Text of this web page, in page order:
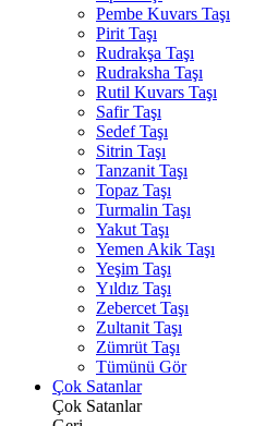
Pembe Kuvars Taşı
Pirit Taşı
Rudrakşa Taşı
Rudraksha Taşı
Rutil Kuvars Taşı
Safir Taşı
Sedef Taşı
Sitrin Taşı
Tanzanit Taşı
Topaz Taşı
Turmalin Taşı
Yakut Taşı
Yemen Akik Taşı
Yeşim Taşı
Yıldız Taşı
Zebercet Taşı
Zultanit Taşı
Zümrüt Taşı
Tümünü Gör
Çok Satanlar
Çok Satanlar